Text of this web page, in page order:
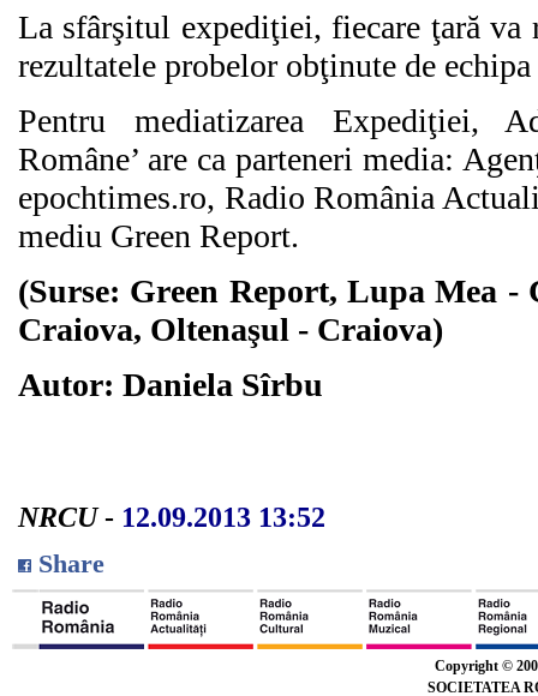
La sfârşitul expediţiei, fiecare ţară va
rezultatele probelor obţinute de
Pentru mediatizarea Expediţiei,
Române’ are ca parteneri media:
epochtimes.ro, Radio România
mediu Green Report.
(Surse: Green Report, Lupa Mea
Craiova, Oltenaşul - Craiova)
Autor: Daniela Sîrbu
NRCU - 12.09.2013 13:52
Share
Copyright ©
SOCIETATEA